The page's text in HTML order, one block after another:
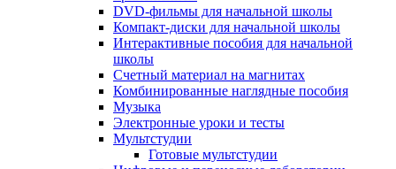
DVD-фильмы для начальной школы
Компакт-диски для начальной школы
Интерактивные пособия для начальной
школы
Счетный материал на магнитах
Комбинированные наглядные пособия
Музыка
Электронные уроки и тесты
Мультстудии
Готовые мультстудии